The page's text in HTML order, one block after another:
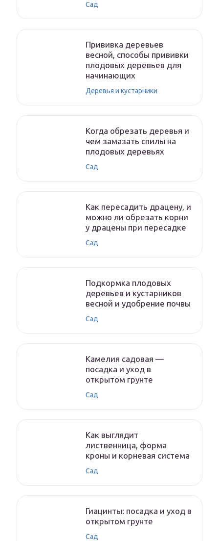
Сад
Прививка деревьев
весной, способы прививки
плодовых деревьев для
начинающих
Деревья и кустарники
Когда обрезать деревья и
чем замазать спилы на
плодовых деревьях
Сад
Как пересадить драцену, и
можно ли обрезать корни
у драцены при пересадке
Сад
Подкормка плодовых
деревьев и кустарников
весной и удобрение почвы
Сад
Камелия садовая —
посадка и уход в
открытом грунте
Сад
Как выглядит
лиственница, форма
кроны и корневая система
Сад
Гиацинты: посадка и уход в
открытом грунте
Сад